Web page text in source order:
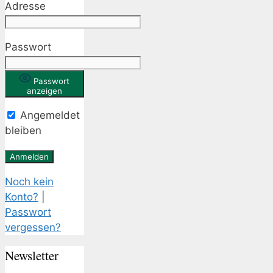
Adresse
Passwort
Passwort
anzeigen
Angemeldet
bleiben
Noch kein
Konto?
Passwort
vergessen?
Newsletter